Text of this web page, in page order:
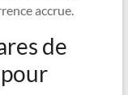
accrue.
de